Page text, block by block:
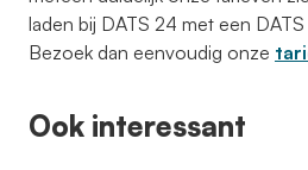
laden bij DATS 24 met een
Bezoek dan eenvoudig onze
Ook interessant